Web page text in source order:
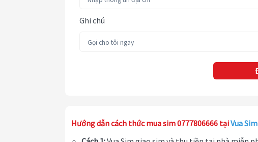
Ghi chú
Hướng dẫn cách thức mua sim 0777806666 tạiVua Sim